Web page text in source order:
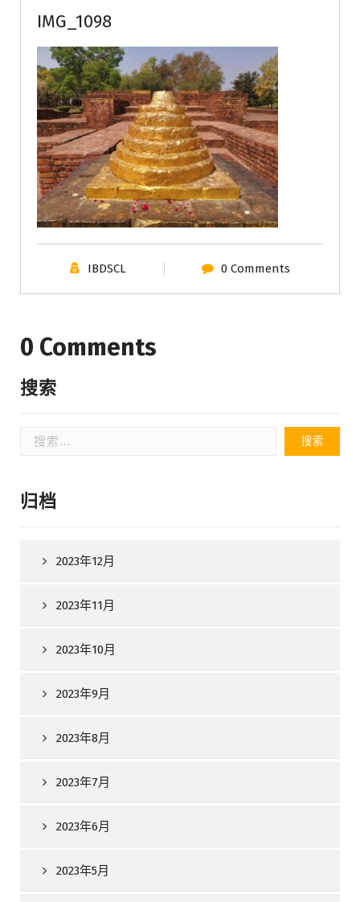
IMG_1098
IBDSCL 0 Comments
0 Comments
搜索
归档
2023年12月
2023年11月
2023年10月
2023年9月
2023年8月
2023年7月
2023年6月
2023年5月